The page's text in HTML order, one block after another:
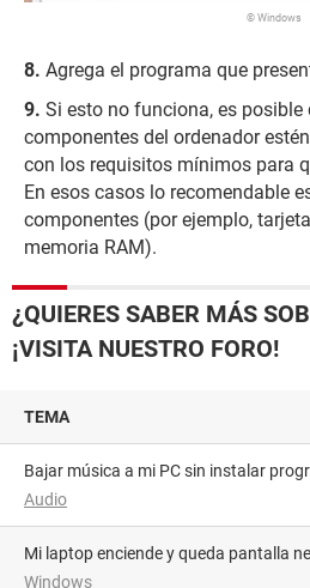
© Windows
Agrega el programa que
Si esto no funciona, es
componentes del ordenador
con los requisitos mínimos para
En esos casos lo recomendable
componentes (por ejemplo,
memoria RAM).
¿QUIERES SABER MÁS
¡VISITA NUESTRO FORO!
TEMA
Bajar música a mi PC sin instalar
Audio
Mi laptop enciende y queda pantalla
Windows